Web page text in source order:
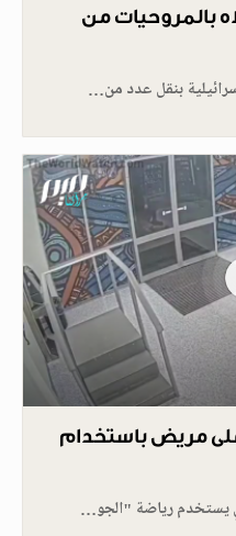
بالمروحيات من
بنقل عدد من…
مريض باستخدام
يستخدم رياضة "الجو…